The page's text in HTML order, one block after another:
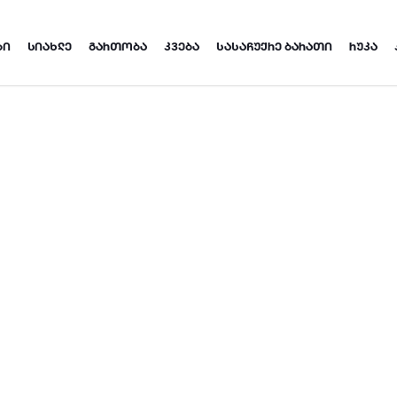
ᲡᲘᲐᲮᲚᲔ ᲒᲐᲠᲗᲝᲑᲐ ᲙᲕᲔᲑᲐ ᲡᲐᲡᲐᲩᲣᲥᲠᲔ ᲑᲐᲠᲐᲗᲘ ᲠᲣᲙᲐ